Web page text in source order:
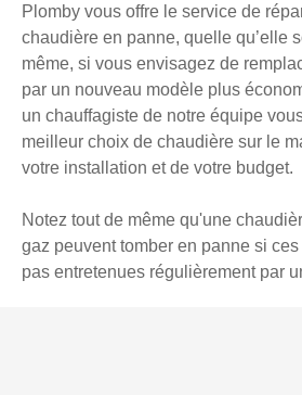
Plomby vous offre le service de
chaudière en panne, quelle qu’elle
même, si vous envisagez de
par un nouveau modèle plus
un chauffagiste de notre équipe
meilleur choix de chaudière sur le
votre installation et de votre budget.
Notez tout de même qu'une
gaz peuvent tomber en panne si
pas entretenues régulièrement par